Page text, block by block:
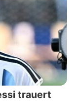
trauert